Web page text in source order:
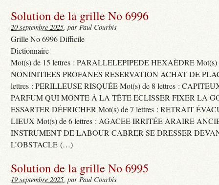
Solution de la grille No 6996
20 septembre 2025, par Paul Courbis
Grille No 6996 Difficile
Dictionnaire
Mot(s) de 15 lettres : PARALLELEPIPEDE HEXAÈDRE Mot(s)
NONINITIEES PROFANES RESERVATION ACHAT DE
lettres : PERILLEUSE RISQUÉE Mot(s) de 8 lettres :
PARFUM QUI MONTE À LA TÊTE ECLISSER FIXER LA
ESSARTER DÉFRICHER Mot(s) de 7 lettres : RETRAIT
LIEUX Mot(s) de 6 lettres : AGACEE IRRITÉE ARAIRE
INSTRUMENT DE LABOUR CABRER SE DRESSER
L’OBSTACLE (…)
Solution de la grille No 6995
19 septembre 2025, par Paul Courbis